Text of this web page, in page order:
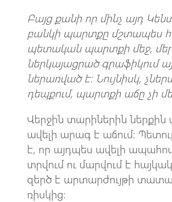
Բայց քանի որ մինչ այդ
բանկի պարտքը մշտապես
պետական պարտքի մեջ,
ներկայացրած գրաֆիկում
ներառված է։ Նույնիսկ,
դեպքում, պարտքի աճը չի
Վերջին տարիներին
ավելի արագ է աճում։
է, որ այդպես ավելի
տրվում ու մարվում է
զերծ է արտարժույթի
ռիսկից։